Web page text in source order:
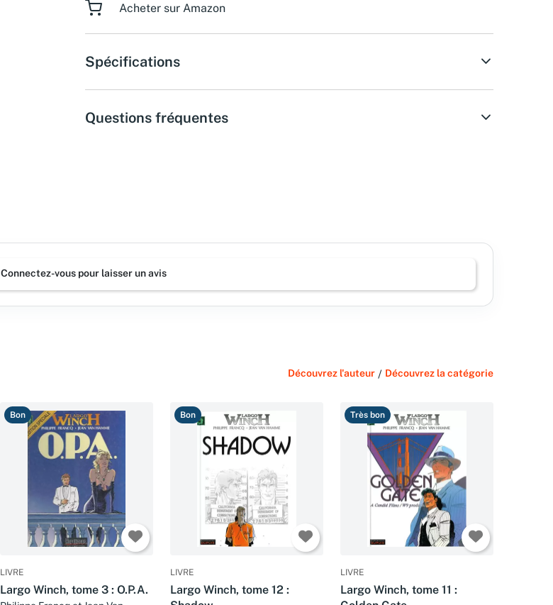
Acheter sur Amazon
Spécifications
Questions fréquentes
Connectez-vous pour laisser un avis
Découvrez l'auteur / Découvrez la catégorie
Bon
LIVRE
Largo Winch, tome 3 : O.P.A.
Bon
LIVRE
Largo Winch, tome 12 :
Très bon
LIVRE
Largo Winch, tome 11 :